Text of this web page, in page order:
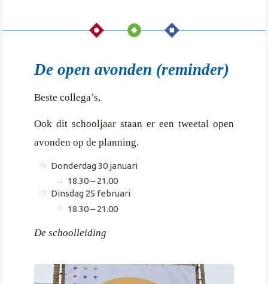
De open avonden (reminder)
Beste collega’s,
Ook dit schooljaar staan er een tweetal open
avonden op de planning.
Donderdag 30 januari
18.30 – 21.00
Dinsdag 25 februari
18.30 – 21.00
De schoolleiding